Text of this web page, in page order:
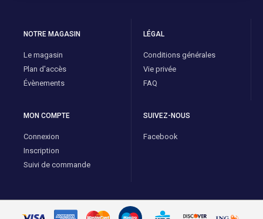
NOTRE MAGASIN
Le magasin
Plan d'accès
Évènements
LÉGAL
Conditions générales
Vie privée
FAQ
MON COMPTE
Connexion
Inscription
Suivi de commande
SUIVEZ-NOUS
Facebook